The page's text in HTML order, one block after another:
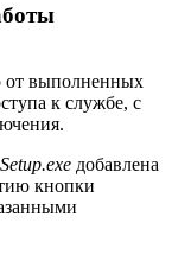
от выполненных
к службе, с
добавлена
кнопки